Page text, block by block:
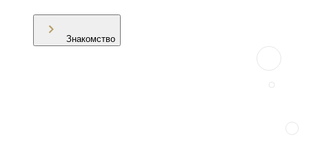
Знакомство